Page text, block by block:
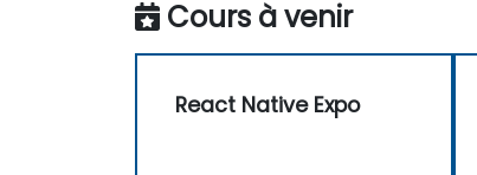
Cours à venir
React Native Expo